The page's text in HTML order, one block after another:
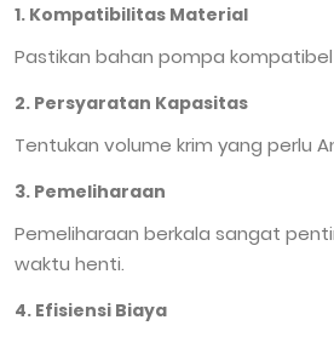
1. Kompatibilitas Material
Pastikan bahan pompa
2. Persyaratan Kapasitas
Tentukan volume krim yang perlu
3. Pemeliharaan
Pemeliharaan berkala sangat
waktu henti.
4. Efisiensi Biaya